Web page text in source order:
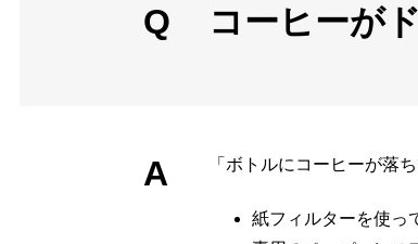
Q コーヒーが
A 「ボトルにコーヒーが落
紙フィルターを使っ